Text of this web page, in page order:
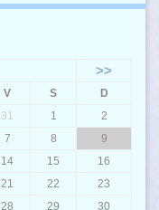
>>
V S
D
31 1
2
7 8
9
14 15
16
21 22
23
28 29
30